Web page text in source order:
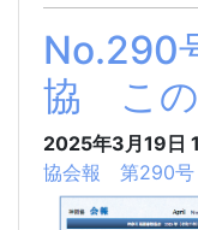
No.290
協 この
2025年3月19日
協会報 第290号